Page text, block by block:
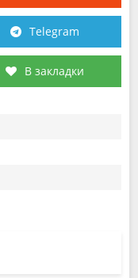
Telegram
В закладки